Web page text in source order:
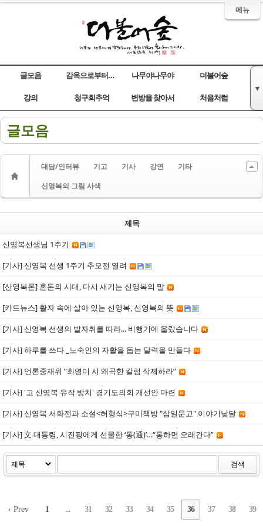
메뉴
글모음 감옥으로부터의 사색 나무야나무야 더불어숲
강의
▼
청구회추억
변방을 찾아서 처음처럼
글모음
대담/인터뷰 기고 기사 강연
기타
신영복의 그림 사색
제목
신영복선생님 1주기
[기사] 신영복 선생 1주기 추모전 열려
[산영복론] 혼돈의 시대, 다시 새기는 신영복의 말
[카드뉴스] 활자 속에 살아 있는 신영복, 신영복의 뜻
[기사] 신영복 선생의 발자취를 따라... 비행기에 올랐습니다
[기사] 하루를 쓰다 _노숙인의 자활을 돕는 달력을 만들다
[기사] 언론중재위 “최영미 시 왜곡한 칼럼 삭제하라”
[기사] '고 신영복 유작 방치' 경기도의회 개선안 마련
[기사] 신영복 서화전과 소설<허형식>구미책방 "삼일문고" 이야기낮달
[기사] 文 대통령, 시진핑에게 선물한 ‘통(通)’…“통하면 오래간다”
검색
‹ Prev 1 ... 31 32 33 34 35 36 37 38 39
Sketchbook5, 스케치북5
Sketchbook5, 스케치북5
Sketchbook5, 스케치북5
Sketchbook5, 스케치북5